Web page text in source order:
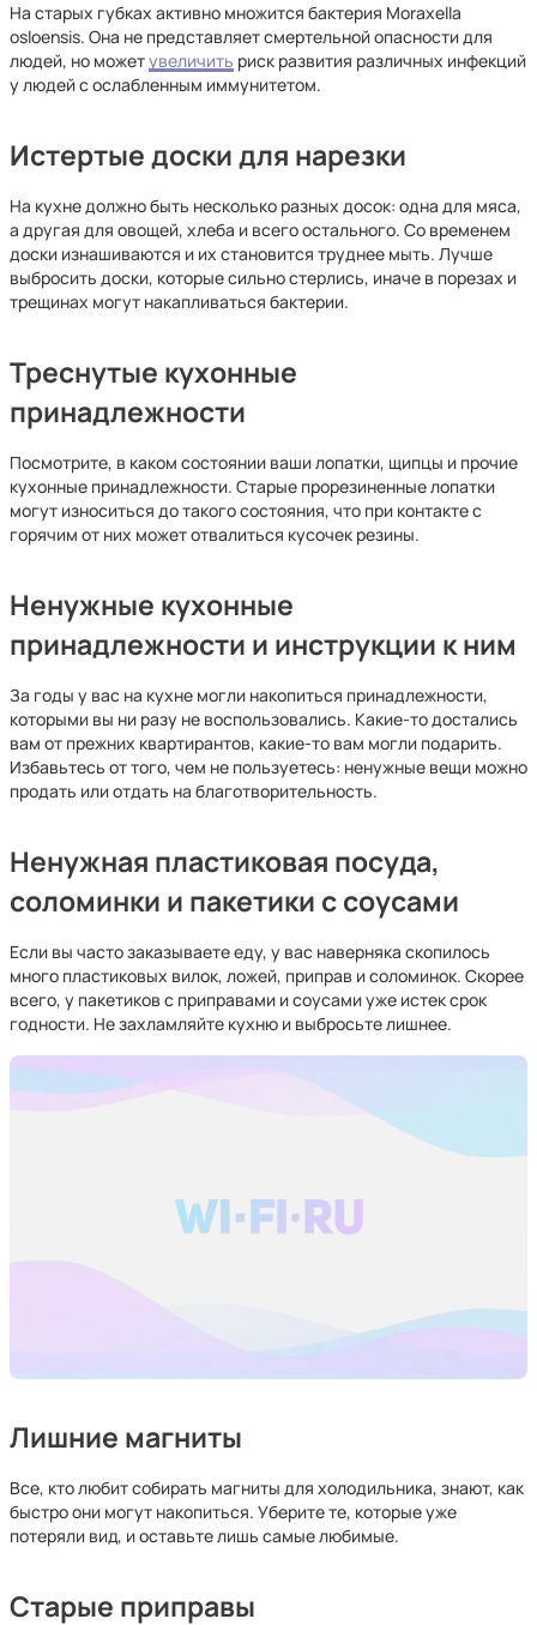
На старых губках активно множится бактерия Moraxella
osloensis. Она не представляет смертельной опасности для
людей, но можетувеличить риск развития различных инфекций
у людей с ослабленным иммунитетом.
Истертые доски для нарезки
На кухне должно быть несколько разных досок: одна для мяса,
а другая для овощей, хлеба и всего остального. Со временем
доски изнашиваются и их становится труднее мыть. Лучше
выбросить доски, которые сильно стерлись, иначе в порезах и
трещинах могут накапливаться бактерии.
Треснутые кухонные
принадлежности
Посмотрите, в каком состоянии ваши лопатки, щипцы и прочие
кухонные принадлежности. Старые прорезиненные лопатки
могут износиться до такого состояния, что при контакте с
горячим от них может отвалиться кусочек резины.
Ненужные кухонные
принадлежности и инструкции к ним
За годы у вас на кухне могли накопиться принадлежности,
которыми вы ни разу не воспользовались. Какие-то достались
вам от прежних квартирантов, какие-то вам могли подарить.
Избавьтесь от того, чем не пользуетесь: ненужные вещи можно
продать или отдать на благотворительность.
Ненужная пластиковая посуда,
соломинки и пакетики с соусами
Если вы часто заказываете еду, у вас наверняка скопилось
много пластиковых вилок, ложей, приправ и соломинок. Скорее
всего, у пакетиков с приправами и соусами уже истек срок
годности. Не захламляйте кухню и выбросьте лишнее.
Лишние магниты
Все, кто любит собирать магниты для холодильника, знают, как
быстро они могут накопиться. Уберите те, которые уже
потеряли вид, и оставьте лишь самые любимые.
Старые приправы